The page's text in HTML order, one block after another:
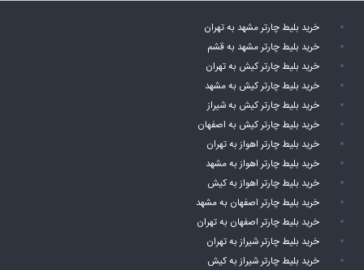
خرید بلیط چارتر مشهد به تهران
خرید بلیط چارتر مشهد به قشم
خرید بلیط چارتر کیش به تهران
خرید بلیط چارتر کیش به مشهد
خرید بلیط چارتر کیش به شیراز
خرید بلیط چارتر کیش به اصفهان
خرید بلیط چارتر اهواز به تهران
خرید بلیط چارتر اهواز به مشهد
خرید بلیط چارتر اهواز به کیش
خرید بلیط چارتر اصفهان به مشهد
خرید بلیط چارتر اصفهان به تهران
خرید بلیط چارتر شیراز به تهران
خرید بلیط چارتر شیراز به کیش